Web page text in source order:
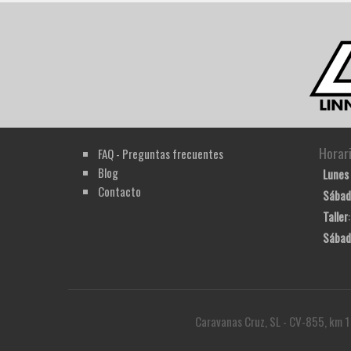
FAQ - Preguntas frecuentes
Blog
Contacto
Taller
Caravanas Cruz, SL - CV-855,